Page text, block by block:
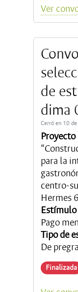
Ver
de
dima
Cerró en 10
Proyecto
para la
centro-
Hermes
Pago
Tipo de
De
Finalizada